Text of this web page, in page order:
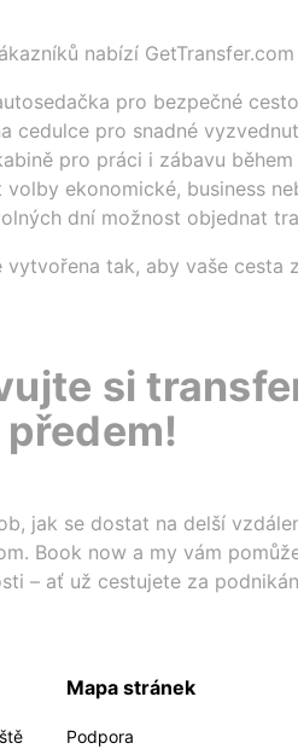
nabízí
pro bezpečné
cedulce pro snadné
pro práci i zábavu
volby ekonomické, business
dní možnost objednat
vytvořena tak, aby vaše cesta
si
jak se dostat na delší
Book now a my vám
– ať už cestujete za
Mapa stránek
Podpora